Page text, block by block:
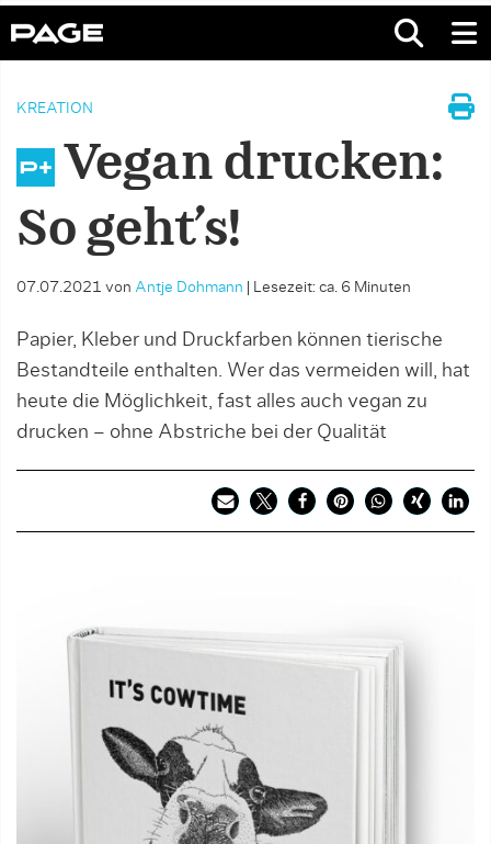
KREATION
Vegan drucken:
So geht’s!
07.07.2021 von Antje Dohmann Lesezeit: ca. 6 Minuten
Papier, Kleber und Druckfarben können tierische
Bestandteile enthalten. Wer das vermeiden will, hat
heute die Möglichkeit, fast alles auch vegan zu
drucken – ohne Abstriche bei der Qualität